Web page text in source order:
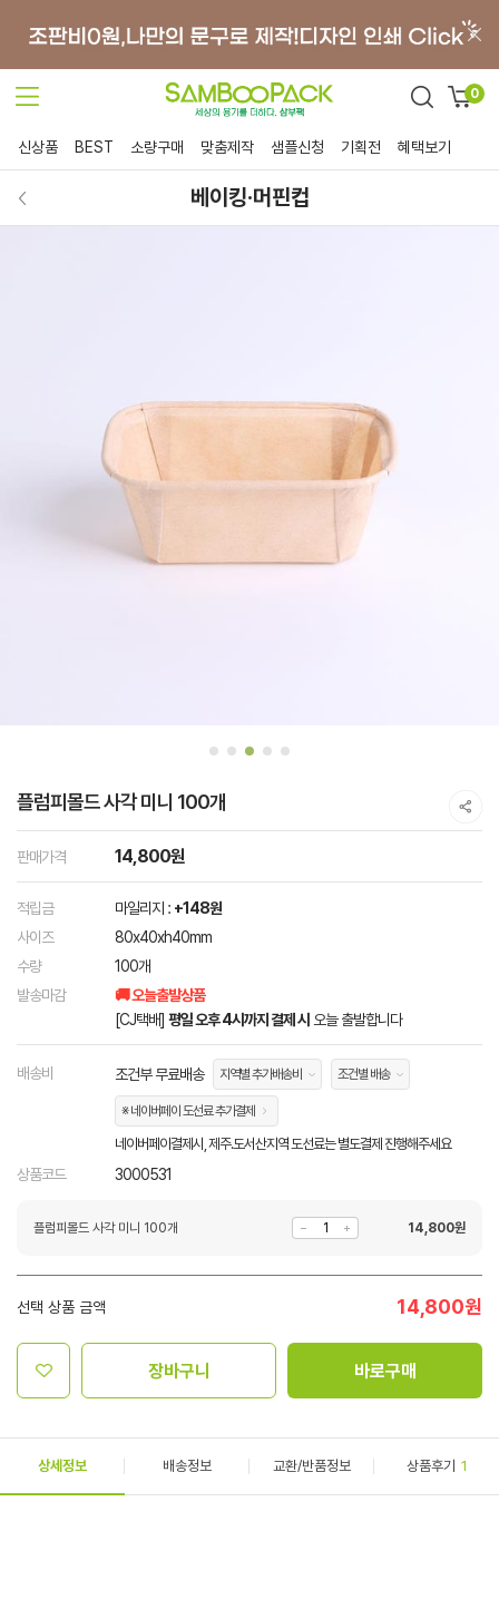
0
신상품 BEST 소량구매 맞춤제작 샘플신청 기획전 혜택보기
베이킹·머핀컵
플럼피몰드 사각 미니 100개
판매가격 14,800원
적립금 마일리지 : +148원
사이즈
80x40xh40mm
수량
100개
발송마감
🚚 오늘출발상품
[CJ택배] 평일 오후 4시까지 결제 시 오늘 출발합니다
배송비 조건부 무료배송 지역별 추가배송비 조건별 배송
※ 네이버페이 도선료 추가결제
네이버페이결제시, 제주.도서산지역 도선료는 별도결제 진행해주세요
상품코드 3000531
플럼피몰드 사각 미니 100개 14,800원
선택 상품 금액 14,800원
장바구니 바로구매
상세정보 배송정보 교환/반품정보 상품후기 1